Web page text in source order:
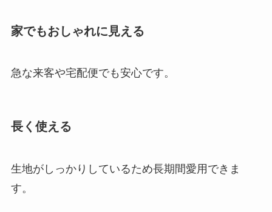
家でもおしゃれに見える
急な来客や宅配便でも安心です。
長く使える
生地がしっかりしているため長期間愛用できま
す。